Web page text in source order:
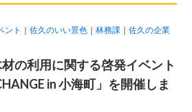
ント 佐久のいい景色 林務課
佐久の企業
の利用に関する啓発イベント
in 小海町」を開催しま